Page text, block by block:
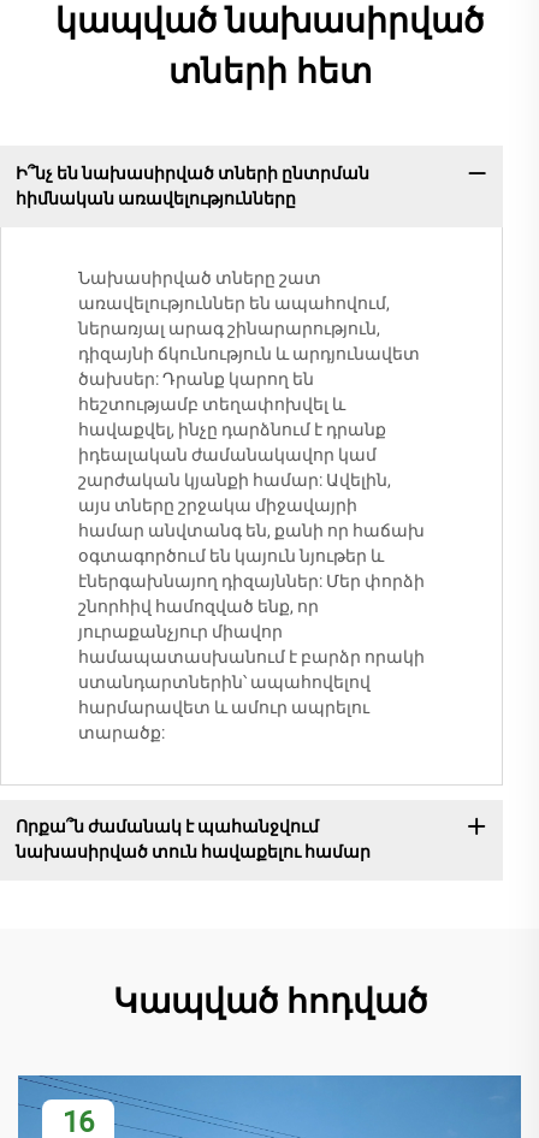
կապված նախասիրված
տների հետ
Ի՞նչ են նախասիրված տների ընտրման
հիմնական առավելությունները
Նախասիրված տները շատ
առավելություններ են ապահովում,
ներառյալ արագ շինարարություն,
դիզայնի ճկունություն և արդյունավետ
ծախսեր: Դրանք կարող են
հեշտությամբ տեղափոխվել և
հավաքվել, ինչը դարձնում է դրանք
իդեալական ժամանակավոր կամ
շարժական կյանքի համար: Ավելին,
այս տները շրջակա միջավայրի
համար անվտանգ են, քանի որ հաճախ
օգտագործում են կայուն նյութեր և
էներգախնայող դիզայններ: Մեր փորձի
շնորհիվ համոզված ենք, որ
յուրաքանչյուր միավոր
համապատասխանում է բարձր որակի
ստանդարտներին՝ ապահովելով
հարմարավետ և ամուր ապրելու
տարածք:
Որքա՞ն ժամանակ է պահանջվում
նախասիրված տուն հավաքելու համար
Կապված հոդված
16